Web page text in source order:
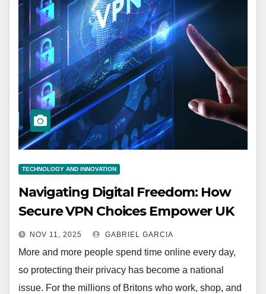
TECHNOLOGY AND INNOVATION
Navigating Digital Freedom: How
Secure VPN Choices Empower UK
Internet Users
NOV 11, 2025 GABRIEL GARCIA
More and more people spend time online every day,
so protecting their privacy has become a national
issue. For the millions of Britons who work, shop, and